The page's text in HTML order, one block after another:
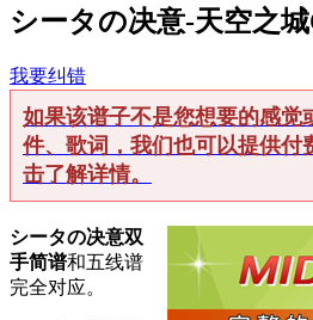
シータの决意-天空之
我要纠错
如果该谱子不是您想要的感觉
件、歌词，我们也可以提供付
击了解详情。
シータの决意双
手简谱和五线谱
完全对应。